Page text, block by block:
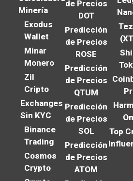
Minería
Exodus
Wallet
Minar
Monero
Zil
Cripto
Exchanges
Sin KYC
Binance
Trading
Cosmos
Crypto
de Precios
DOT
Predicción
de Precios
ROSE
Predicción
de Precios
QTUM
Predicción
de Precios
SOL
Predicción
de Precios
ATOM
Top